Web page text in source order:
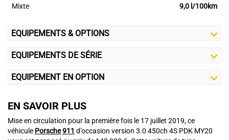
Mixte 9,0 l/100km
EQUIPEMENTS & OPTIONS
EQUIPEMENTS DE SÉRIE
EQUIPEMENT EN OPTION
EN SAVOIR PLUS
Mise en circulation pour la première fois le 17 juillet 2019, ce
véhicule Porsche911 d’occasion version 3.0 450ch 4S PDK MY20